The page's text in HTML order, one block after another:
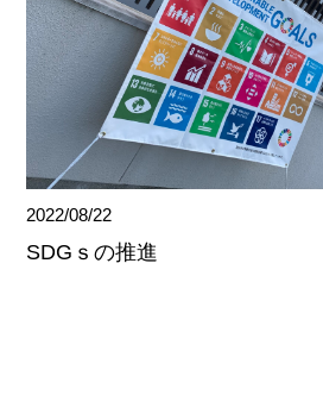
2022/08/22
SDGｓの推進